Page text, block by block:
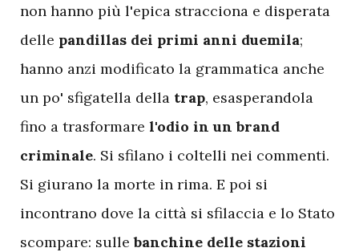
non hanno più l'epica stracciona e disperata
delle pandillas dei primi anni duemila;
hanno anzi modificato la grammatica anche
un po' sfigatella della trap, esasperandola
fino a trasformare l'odio in un brand
criminale. Si sfilano i coltelli nei commenti.
Si giurano la morte in rima. E poi si
incontrano dove la città si sfilaccia e lo Stato
scompare: sullebanchine delle stazioni